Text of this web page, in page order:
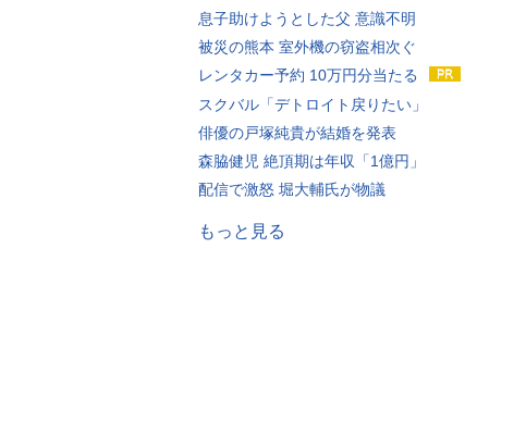
息子助けようとした父 意識不明
被災の熊本 室外機の窃盗相次ぐ
レンタカー予約 10万円分当たる
スクバル「デトロイト戻りたい」
俳優の戸塚純貴が結婚を発表
森脇健児 絶頂期は年収「1億円」
配信で激怒 堀大輔氏が物議
もっと見る